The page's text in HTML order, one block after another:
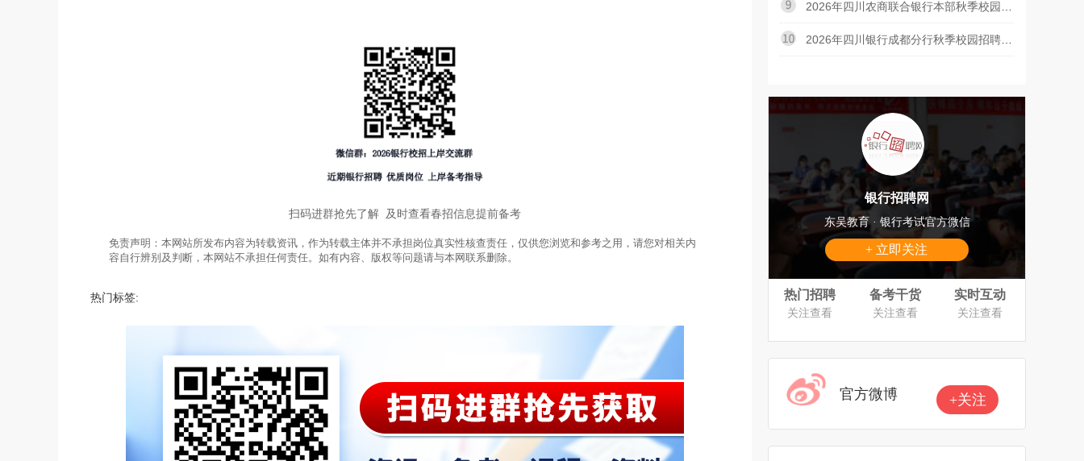
扫码进群抢先了解 及时查看春招信息提前备考
免责声明：本网站所发布内容为转载资讯，作为转载主体并不承担岗位真实性核查责任，仅供您浏览和参考之用，请您对相关内
容自行辨别及判断，本网站不承担任何责任。如有内容、版权等问题请与本网联系删除。
热门标签:
银行招聘网
东吴教育 · 银行考试官方微信
+ 立即关注
热门招聘
关注查看
备考干货
关注查看
实时互动
关注查看
官方微博 +关注